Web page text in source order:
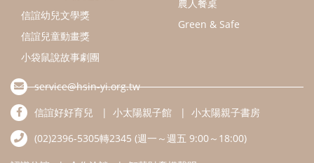
信誼幼兒文學獎
信誼兒童動畫獎
小袋鼠說故事劇團
農人餐桌
Green & Safe
service@hsin-yi.org.tw
信誼好好育兒
小太陽親子館
小太陽親子書房
(02)2396-5305轉2345 (週一～週五 9:00～18:00)